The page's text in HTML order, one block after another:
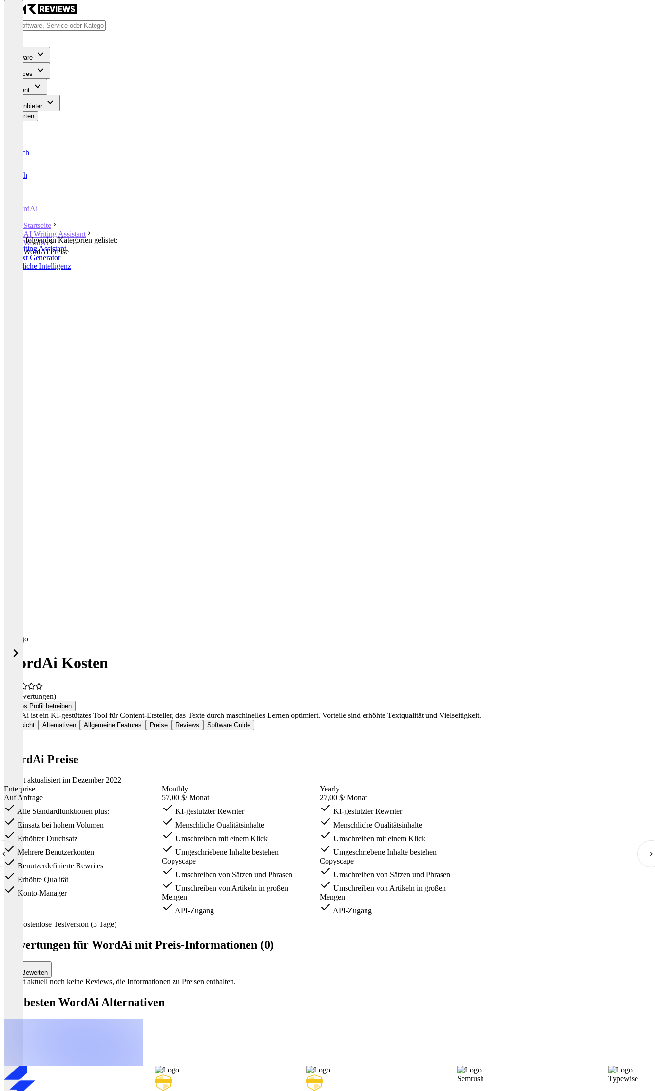
Software
Services
Content
Für Anbieter
Bewerten
Deutsch
English
WordAi
Startseite
AI Writing Assistant
WordAi
WordAi Preise
In den folgenden Kategorien gelistet:
AI Writing Assistant
KI Text Generator
Künstliche Intelligenz
WordAi Kosten
(0 Bewertungen)
Dieses Profil betreiben
WordAi ist ein KI-gestütztes Tool für Content-Ersteller, das Texte durch maschinelles Lernen optimiert. Vorteile sind erhöhte Textqualität und Vielseitigkeit.
Übersicht Alternativen Allgemeine Features Preise Reviews Software Guide
WordAi Preise
Zuletzt aktualisiert im Dezember 2022
Enterprise
Auf Anfrage
Alle Standardfunktionen plus:
Einsatz bei hohem Volumen
Erhöhter Durchsatz
Mehrere Benutzerkonten
Benutzerdefinierte Rewrites
Erhöhte Qualität
Konto-Manager
Monthly
57,00 $/ Monat
KI-gestützter Rewriter
Menschliche Qualitätsinhalte
Umschreiben mit einem Klick
Umgeschriebene Inhalte bestehen
Copyscape
Umschreiben von Sätzen und Phrasen
Umschreiben von Artikeln in großen
Mengen
API-Zugang
Yearly
27,00 $/ Monat
KI-gestützter Rewriter
Menschliche Qualitätsinhalte
Umschreiben mit einem Klick
Umgeschriebene Inhalte bestehen
Copyscape
Umschreiben von Sätzen und Phrasen
Umschreiben von Artikeln in großen
Mengen
API-Zugang
Kostenlose Testversion (3 Tage)
Bewertungen für WordAi mit Preis-Informationen (0)
Bewerten
Es gibt aktuell noch keine Reviews, die Informationen zu Preisen enthalten.
Die besten WordAi Alternativen
Semrush Typewise